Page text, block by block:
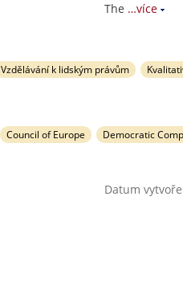
The …více
Vzdělávání k lidským právům
Council of Europe Democratic
Datum